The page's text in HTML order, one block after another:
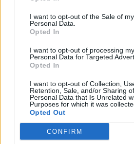
I want to opt-out of the Sale of my
Personal Data.
Opted In
I want to opt-out of processing my
Personal Data for Targeted
Opted In
I want to opt-out of Collection,
Retention, Sale, and/or Sharing
Personal Data that Is Unrelated
Purposes for which it was
Opted Out
CONFIRM
Populaires
Médicament retiré en urgence pour risques
Ce cancer mortel explose chez les
Je suis cardiologue et voici le seul chocolat